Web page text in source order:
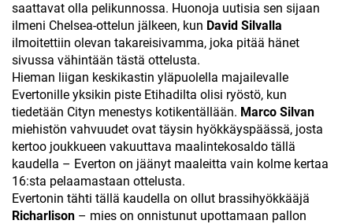
saattavat olla pelikunnossa. Huonoja uutisia sen sijaan
ilmeni Chelsea-ottelun jälkeen, kun David Silvalla
ilmoitettiin olevan takareisivamma, joka pitää hänet
sivussa vähintään tästä ottelusta.
Hieman liigan keskikastin yläpuolella majailevalle
Evertonille yksikin piste Etihadilta olisi ryöstö, kun
tiedetään Cityn menestys kotikentällään. Marco Silvan
miehistön vahvuudet ovat täysin hyökkäyspäässä, josta
kertoo joukkueen vakuuttava maalintekosaldo tällä
kaudella – Everton on jäänyt maaleitta vain kolme kertaa
16:sta pelaamastaan ottelusta.
Evertonin tähti tällä kaudella on ollut brassihyökkääjä
Richarlison – mies on onnistunut upottamaan pallon